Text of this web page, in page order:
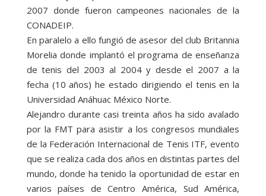
2007 donde fueron campeones nacionales de la
CONADEIP.
En paralelo a ello fungió de asesor del club Britannia
Morelia donde implantó el programa de enseñanza
de tenis del 2003 al 2004 y desde el 2007 a la
fecha (10 años) he estado dirigiendo el tenis en la
Universidad Anáhuac México Norte.
Alejandro durante casi treinta años ha sido avalado
por la FMT para asistir a los congresos mundiales
de la Federación Internacional de Tenis ITF, evento
que se realiza cada dos años en distintas partes del
mundo, donde ha tenido la oportunidad de estar en
varios países de Centro América, Sud América,